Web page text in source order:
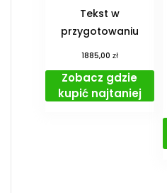
Tekst w
przygotowaniu
1885,00 zł
Zobacz gdzie
kupić najtaniej